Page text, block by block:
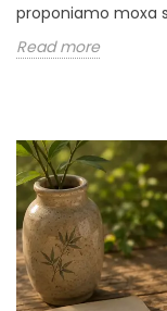
proponiamo moxa
Read more